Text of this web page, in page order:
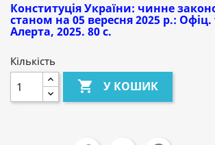
Конституція України: чинне
станом на 05 вересня 2025 р.: Офіц.
Алерта, 2025. 80 с.
Кількість
 У КОШИК